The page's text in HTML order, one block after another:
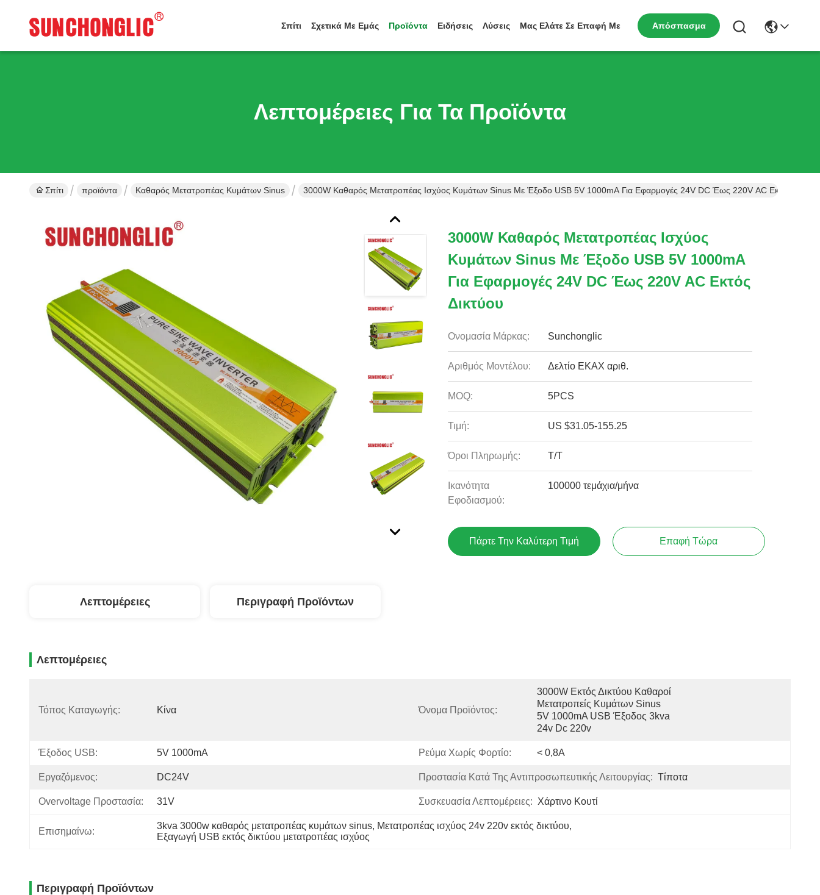
Σπίτι Σχετικά Με Εμάς Προϊόντα Ειδήσεις Λύσεις Μας Ελάτε Σε Επαφή Με Απόσπασμα
Λεπτομέρειες Για Τα Προϊόντα
Σπίτι προϊόντα Καθαρός Μετατροπέας Κυμάτων Sinus 3000W Καθαρός Μετατροπέας Ισχύος Κυμάτων Sinus Με Έξοδο USB 5V 1000mA Για Εφαρμογές 24V DC Έως 220V AC Εκτός
3000W Καθαρός Μετατροπέας Ισχύος
Κυμάτων Sinus Με Έξοδο USB 5V 1000mA
Για Εφαρμογές 24V DC Έως 220V AC Εκτός
Δικτύου
Ονομασία Μάρκας: Sunchonglic
Αριθμός Μοντέλου: Δελτίο ΕΚΑΧ αριθ.
MOQ: 5PCS
Τιμή: US $31.05-155.25
Όροι Πληρωμής: Τ/Τ
Ικανότητα
Εφοδιασμού:
100000 τεμάχια/μήνα
Πάρτε Την Καλύτερη Τιμή Επαφή Τώρα
Λεπτομέρειες Περιγραφή Προϊόντων
Λεπτομέρειες
Τόπος Καταγωγής: Κίνα Όνομα Προϊόντος:
3000W Εκτός Δικτύου Καθαροί
Μετατροπείς Κυμάτων Sinus
5V 1000mA USB Έξοδος 3kva
24v Dc 220v
Έξοδος USB: 5V 1000mA Ρεύμα Χωρίς Φορτίο: < 0,8A
Εργαζόμενος: DC24V Προστασία Κατά Της Αντιπροσωπευτικής Λειτουργίας: Τίποτα
Overvoltage Προστασία: 31V Συσκευασία Λεπτομέρειες: Χάρτινο Κουτί
Επισημαίνω:
3kva 3000w καθαρός μετατροπέας κυμάτων sinus, Μετατροπέας ισχύος 24v 220v εκτός δικτύου,
Εξαγωγή USB εκτός δικτύου μετατροπέας ισχύος
Περιγραφή Προϊόντων